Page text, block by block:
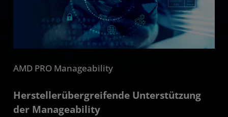
AMD PRO Manageability
Herstellerübergreifende Unterstützung
der Manageability